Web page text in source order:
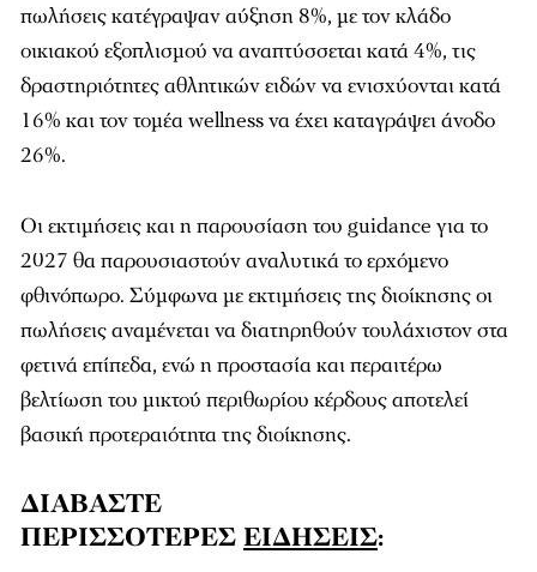
πωλήσεις κατέγραψαν αύξηση 8%, με τον κλάδο
οικιακού εξοπλισμού να αναπτύσσεται κατά 4%, τις
δραστηριότητες αθλητικών ειδών να ενισχύονται κατά
16% και τον τομέα wellness να έχει καταγράψει άνοδο
26%.
Οι εκτιμήσεις και η παρουσίαση του guidance για το
2027 θα παρουσιαστούν αναλυτικά το ερχόμενο
φθινόπωρο. Σύμφωνα με εκτιμήσεις της διοίκησης οι
πωλήσεις αναμένεται να διατηρηθούν τουλάχιστον στα
φετινά επίπεδα, ενώ η προστασία και περαιτέρω
βελτίωση του μικτού περιθωρίου κέρδους αποτελεί
βασική προτεραιότητα της διοίκησης.
ΔΙΑΒΑΣΤΕ
ΠΕΡΙΣΣΟΤΕΡΕΣ ΕΙΔΗΣΕΙΣ: